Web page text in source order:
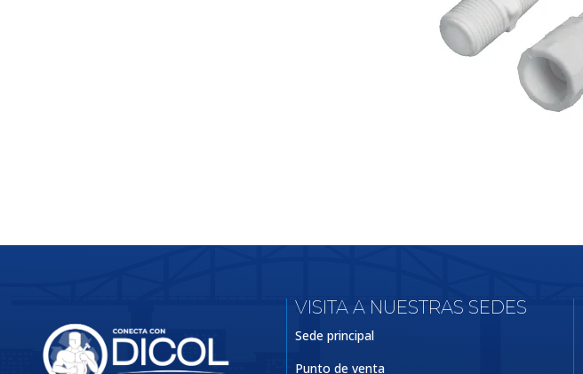
VISITA A NUESTRAS SEDES
Sede principal
Punto de venta